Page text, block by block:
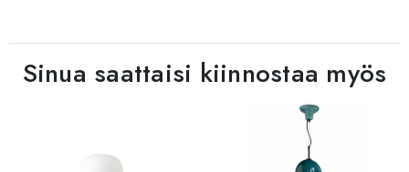
Sinua saattaisi kiinnostaa myös